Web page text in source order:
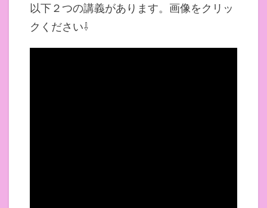
以下２つの講義があります。画像をクリッ
クください⇩